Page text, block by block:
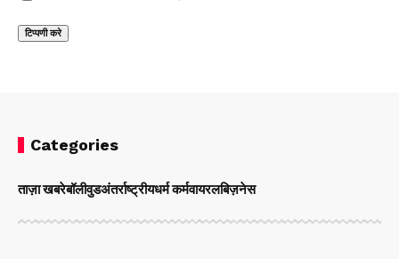
Categories
ताज़ा खबरेबॉलीवुडअंतर्राष्ट्रीयधर्म कर्मवायरलबिज़नेस